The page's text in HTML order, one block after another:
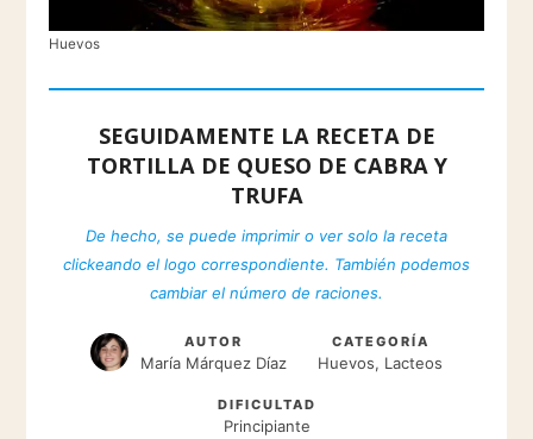
Huevos
SEGUIDAMENTE LA RECETA DE
TORTILLA DE QUESO DE CABRA Y
TRUFA
De hecho, se puede imprimir o ver solo la receta
clickeando el logo correspondiente. También podemos
cambiar el número de raciones.
AUTOR
María Márquez Díaz
CATEGORÍA
Huevos, Lacteos
DIFICULTAD
Principiante